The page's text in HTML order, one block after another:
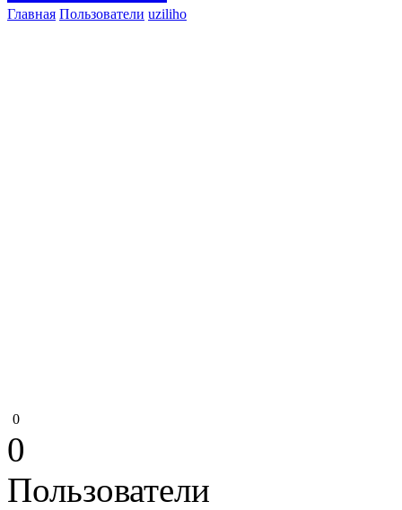
Главная Пользователи uziliho
0
0
Пользователи